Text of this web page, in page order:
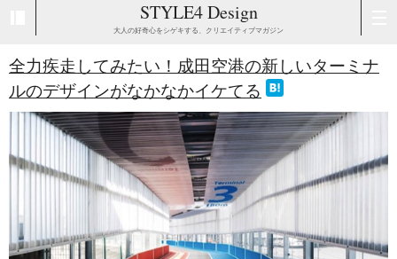
STYLE4 Design
大人の好奇心をシゲキする、クリエイティブマガジン
全力疾走してみたい！成田空港の新しいターミナ
ルのデザインがなかなかイケてる